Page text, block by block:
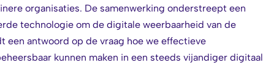
organisaties. De samenwerking onderstreept een
technologie om de digitale weerbaarheid van de
antwoord op de vraag hoe we effectieve
kunnen maken in een steeds vijandiger digitaal